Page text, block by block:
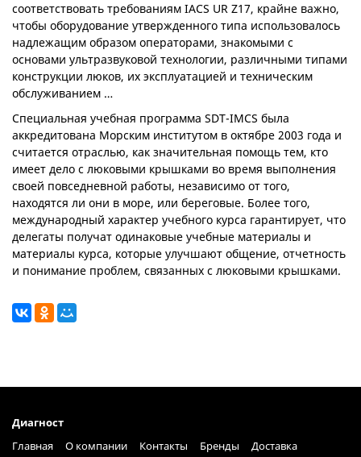
соответствовать требованиям IACS UR Z17, крайне важно,
чтобы оборудование утвержденного типа использовалось
надлежащим образом операторами, знакомыми с
основами ультразвуковой технологии, различными типами
конструкции люков, их эксплуатацией и техническим
обслуживанием …
Специальная учебная программа SDT-IMCS была
аккредитована Морским институтом в октябре 2003 года и
считается отраслью, как значительная помощь тем, кто
имеет дело с люковыми крышками во время выполнения
своей повседневной работы, независимо от того,
находятся ли они в море, или береговые. Более того,
международный характер учебного курса гарантирует, что
делегаты получат одинаковые учебные материалы и
материалы курса, которые улучшают общение, отчетность
и понимание проблем, связанных с люковыми крышками.
Диагност
Главная
О компании Контакты Бренды
Доставка